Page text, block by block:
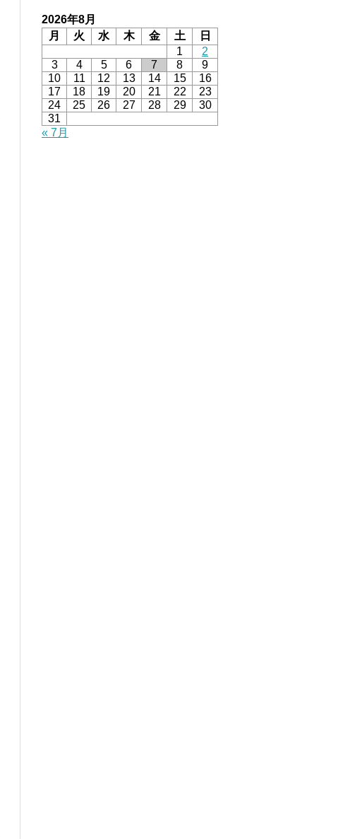
2026年8月
月
火 水 木 金 土
日
1
2
3
4 5 6 7 8
9
10
11 12 13 14 15
16
17
18 19 20 21 22
23
24
25 26 27 28 29
30
31
« 7月